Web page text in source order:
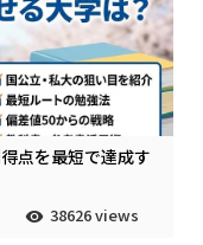
点を最短で達成す
38626 views